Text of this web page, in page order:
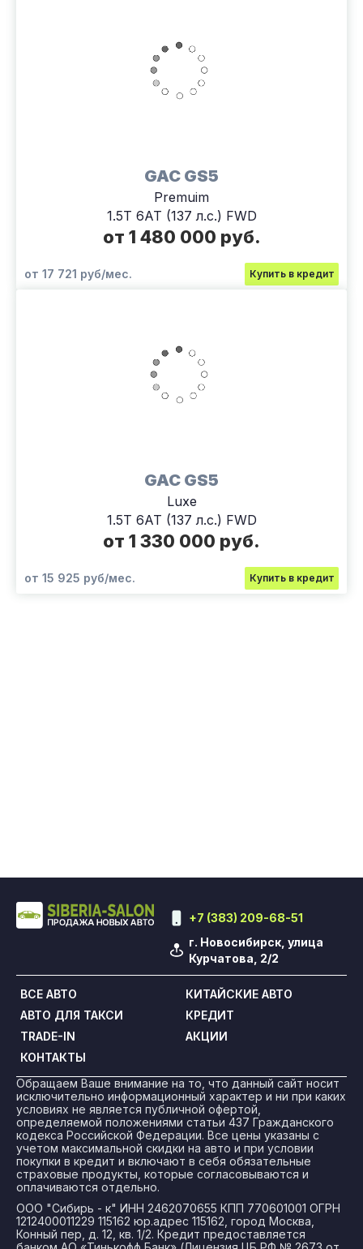
GAC GS5
Premuim
1.5T 6АТ (137 л.с.) FWD
от 1 480 000 руб.
от 17 721 руб/мес. Купить в кредит
GAC GS5
Luxe
1.5T 6АТ (137 л.с.) FWD
от 1 330 000 руб.
от 15 925 руб/мес. Купить в кредит
+7 (383) 209-68-51
г. Новосибирск, улица
Курчатова, 2/2
ВСЕ АВТО
КИТАЙСКИЕ АВТО
АВТО ДЛЯ ТАКСИ
КРЕДИТ
TRADE-IN
АКЦИИ
КОНТАКТЫ
Обращаем Ваше внимание на то, что данный сайт носит
исключительно информационный характер и ни при каких
условиях не является публичной офертой,
определяемой положениями статьи 437 Гражданского
кодекса Российской Федерации. Все цены указаны с
учетом максимальной скидки на авто и при условии
покупки в кредит и включают в себя обязательные
страховые продукты, которые согласовываются и
оплачиваются отдельно.
ООО "Сибирь - к" ИНН 2462070655 КПП 770601001 ОГРН
1212400011229 115162 юр.адрес 115162, город Москва,
Конный пер, д. 12, кв. 1/2. Кредит предоставляется